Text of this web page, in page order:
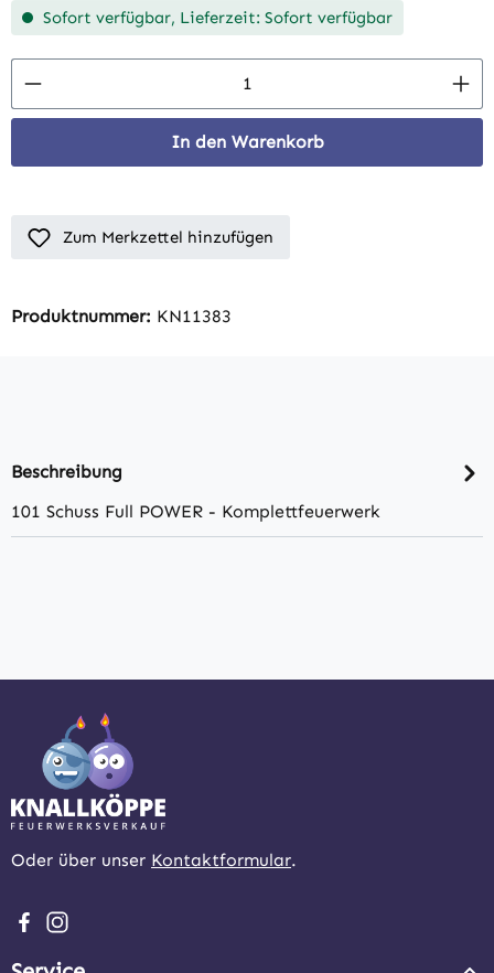
Sofort verfügbar, Lieferzeit: Sofort verfügbar
Produkt Anzahl: Gib den gewünschten
In den Warenkorb
Zum Merkzettel hinzufügen
Produktnummer: KN11383
Beschreibung
101 Schuss Full POWER - Komplettfeuerwerk
Oder über unser Kontaktformular.
Besuche uns auf Facebook – öffnet in neuem Tab
Schau auf Instagram vorbei – öffnet in neuem Tab